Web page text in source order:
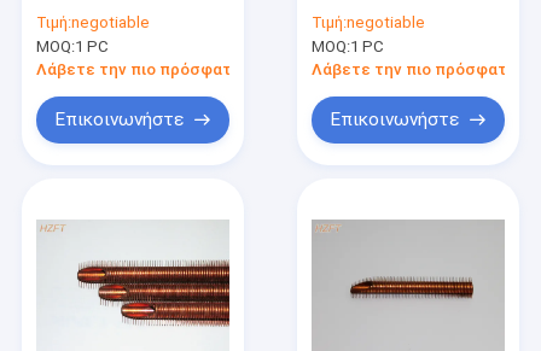
Περίπου εμείς
για την αυτοκίνητη
εφαρμοσμένη
μηχανική πάχος
Τιμή:negotiable
MOQ:1 PC
Λάβετε την πιο πρόσφατη τιμή
Επικοινωνήστε
το θερμοσίφωνα
Tankless
Τιμή:negotiable
MOQ:1 PC
Λάβετε την πιο πρόσφατη
Επικοινωνήστε